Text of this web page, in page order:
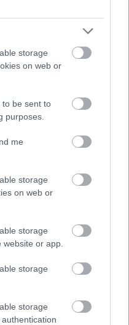
storage
on web or
to be sent to
purposes.
me
storage
on web or
storage
or app.
storage
storage
ÉS AZ ÖNKÉNY ELLEN
LEVELEZŐ
egy ingyenes e-mail
Szólj hozzá!